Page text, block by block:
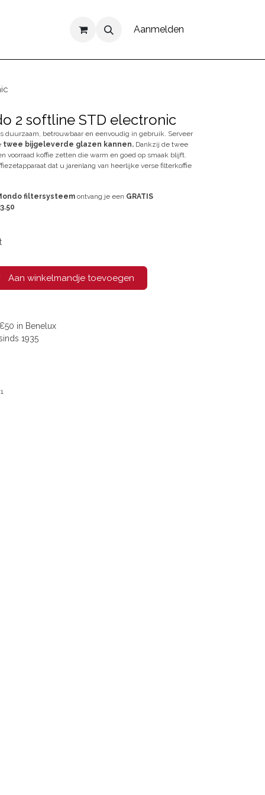
Aanmelden
2 softline STD electronic
duurzaam, betrouwbaar en eenvoudig in gebruik. Serveer
twee bijgeleverde glazen kannen. Dankzij de twee
voorraad koffie zetten die warm en goed op smaak blijft.
dat u jarenlang van heerlijke verse filterkoffie
filtersysteem ontvang je een GRATIS
Aan winkelmandje toevoegen
in Benelux
1935